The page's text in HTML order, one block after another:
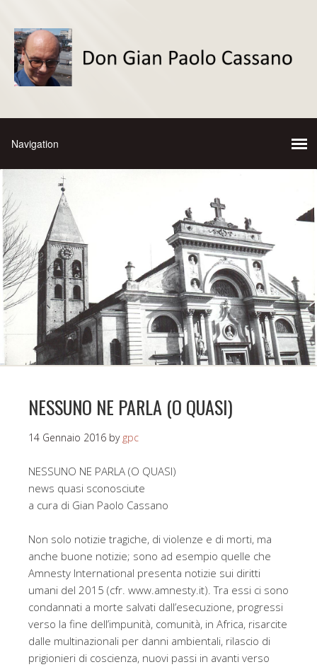
NESSUNO NE PARLA (O QUASI)
14 Gennaio 2016 by gpc
NESSUNO NE PARLA (O QUASI)
news quasi sconosciute
a cura di Gian Paolo Cassano
Non solo notizie tragiche, di violenze e di morti, ma
anche buone notizie; sono ad esempio quelle che
Amnesty International presenta notizie sui diritti
umani del 2015 (cfr. www.amnesty.it). Tra essi ci sono
condannati a morte salvati dall’esecuzione, progressi
verso la fine dell’impunità, comunità, in Africa, risarcite
dalle multinazionali per danni ambientali, rilascio di
prigionieri di coscienza, nuovi passi in avanti verso